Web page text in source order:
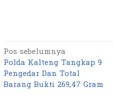
Navigasi
pos
Pos sebelumnya
Polda Kalteng Tangkap 9
Pengedar Dan Total
Barang Bukti 269,47 Gram